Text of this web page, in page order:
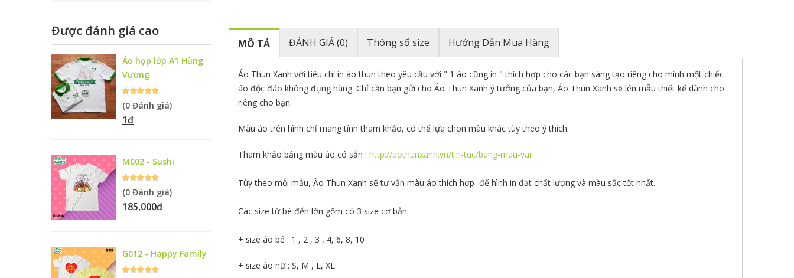
MÔ TẢ ĐÁNH GIÁ (0) Thông số size Hướng Dẫn Mua Hàng
Áo Thun Xanh với tiêu chí in áo thun theo yêu cầu với " 1 áo cũng in " thích hợp cho các bạn sáng tạo riêng cho mình một chiếc
áo độc đáo không đụng hàng. Chỉ cần bạn gửi cho Áo Thun Xanh ý tưởng của bạn, Áo Thun Xanh sẽ lên mẫu thiết kế dành cho
riêng cho bạn.
Màu áo trên hình chỉ mang tính tham khảo, có thể lựa chon màu khác tùy theo ý thích.
Tham khảo bảng màu áo có sẵn : http://aothunxanh.vn/tin-tuc/bang-mau-vai
Tùy theo mỗi mẫu, Áo Thun Xanh sẽ tư vấn màu áo thích hợp để hình in đạt chất lượng và màu sắc tốt nhất.
Các size từ bé đến lớn gồm có 3 size cơ bản
+ size áo bé : 1 , 2 , 3 , 4, 6, 8, 10
+ size áo nữ : S, M , L, XL
Được đánh giá cao
Áo họp lớp A1 Hùng
Vương
(0 Đánh giá)
1đ
M002 - Sushi
(0 Đánh giá)
185,000đ
G012 - Happy Family